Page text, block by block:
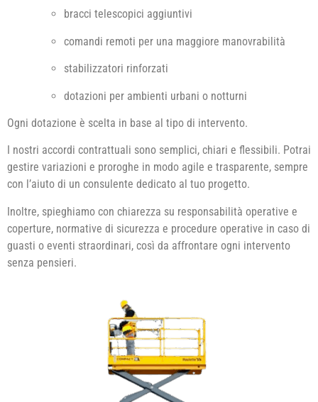
bracci telescopici aggiuntivi
comandi remoti per una maggiore manovrabilità
stabilizzatori rinforzati
dotazioni per ambienti urbani o notturni
Ogni dotazione è scelta in base al tipo di intervento.
I nostri accordi contrattuali sono semplici, chiari e flessibili. Potrai
gestire variazioni e proroghe in modo agile e trasparente, sempre
con l’aiuto di un consulente dedicato al tuo progetto.
Inoltre, spieghiamo con chiarezza su responsabilità operative e
coperture, normative di sicurezza e procedure operative in caso di
guasti o eventi straordinari, così da affrontare ogni intervento
senza pensieri.